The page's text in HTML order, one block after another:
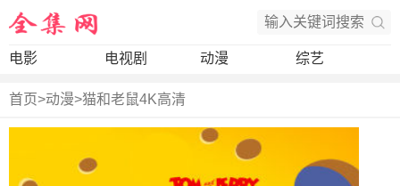
电影 电视剧 动漫 综艺
首页>动漫>猫和老鼠4K高清